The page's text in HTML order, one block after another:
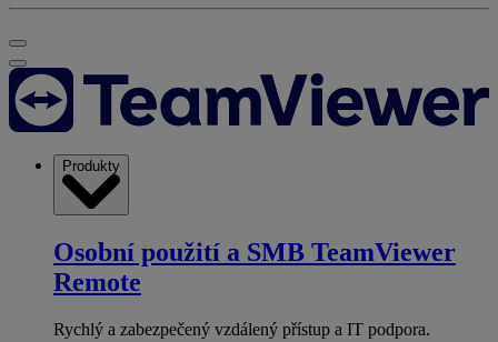
Produkty
Osobní použití a SMB TeamViewer
Remote
Rychlý a zabezpečený vzdálený přístup a IT podpora.